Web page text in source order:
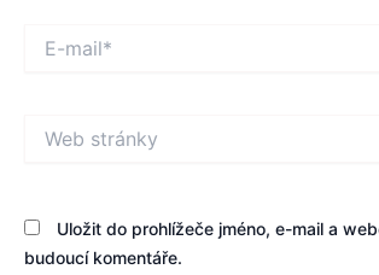
mail*
stránky
Uložit do prohlížeče jméno, e-mail a
budoucí komentáře.